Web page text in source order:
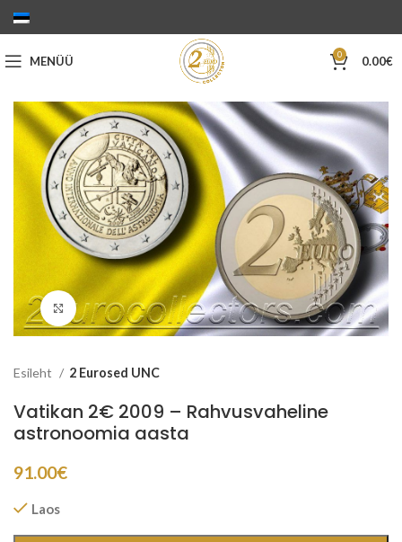
MENÜÜ 0 0.00€
Suurenda
Esileht 2 Eurosed UNC
Vatikan 2€ 2009 – Rahvusvaheline
astronoomia aasta
91.00€
Laos